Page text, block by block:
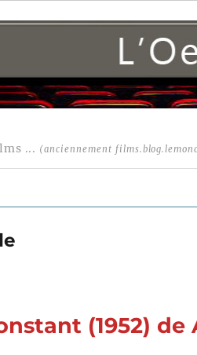
... (anciennement
(1952)